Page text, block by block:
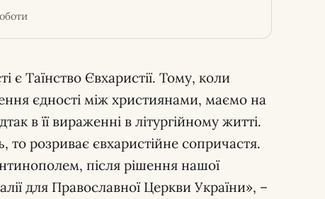
Таїнство Євхаристії. Тому, коли
єдності між християнами, маємо на
в її вираженні в літургійному житті.
то розриває євхаристійне сопричастя.
після рішення нашої
для Православної Церкви України», –